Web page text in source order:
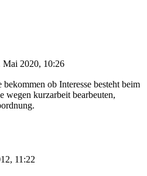
Mai 2020, 10:26
ob Interesse besteht beim
wegen kurzarbeit bearbeuten,
11:22